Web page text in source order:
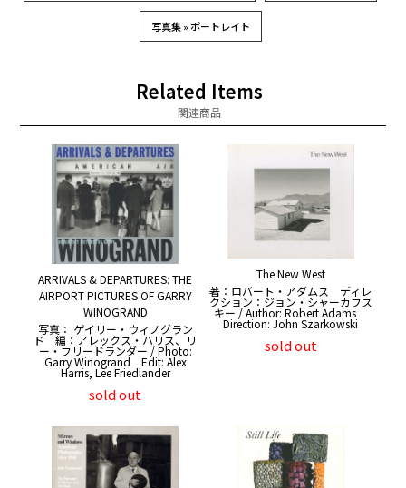
写真集 » ポートレイト
Related Items
関連商品
ARRIVALS & DEPARTURES: THE
AIRPORT PICTURES OF GARRY
WINOGRAND
写真： ゲイリー・ウィノグラン
ド 編：アレックス・ハリス、リ
ー・フリードランダー / Photo:
Garry Winogrand Edit: Alex
Harris, Lee Friedlander
sold out
The New West
著：ロバート・アダムス ディレ
クション：ジョン・シャーカフス
キー / Author: Robert Adams
Direction: John Szarkowski
sold out